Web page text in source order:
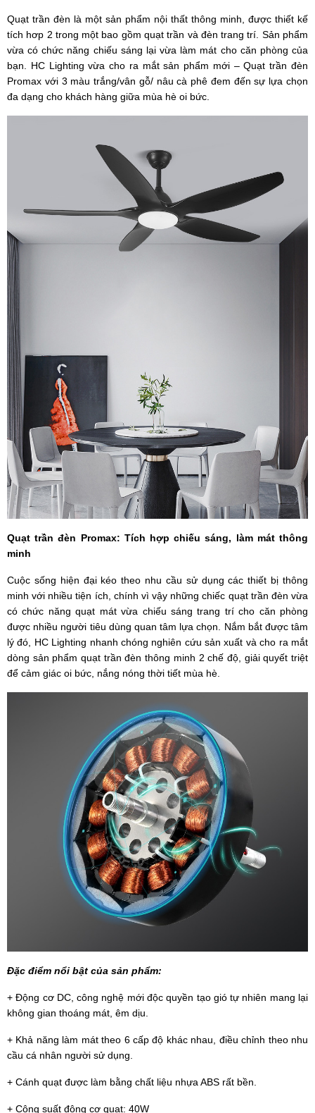
Quạt trần đèn là một sản phẩm nội thất thông minh, được thiết kế
tích hơp 2 trong một bao gồm quạt trần và đèn trang trí. Sản phẩm
vừa có chức năng chiếu sáng lại vừa làm mát cho căn phòng của
bạn. HC Lighting vừa cho ra mắt sản phẩm mới – Quạt trần đèn
Promax với 3 màu trắng/vân gỗ/ nâu cà phê đem đến sự lựa chọn
đa dạng cho khách hàng giữa mùa hè oi bức.
Quạt trần đèn Promax: Tích hợp chiếu sáng, làm mát thông
minh
Cuộc sống hiện đại kéo theo nhu cầu sử dụng các thiết bị thông
minh với nhiều tiện ích, chính vì vậy những chiếc quạt trần đèn vừa
có chức năng quạt mát vừa chiếu sáng trang trí cho căn phòng
được nhiều người tiêu dùng quan tâm lựa chọn. Nắm bắt được tâm
lý đó, HC Lighting nhanh chóng nghiên cứu sản xuất và cho ra mắt
dòng sản phẩm quạt trần đèn thông minh 2 chế độ, giải quyết triệt
để cảm giác oi bức, nắng nóng thời tiết mùa hè.
Đặc điểm nổi bật của sản phẩm:
+ Động cơ DC, công nghệ mới độc quyền tạo gió tự nhiên mang lại
không gian thoáng mát, êm dịu.
+ Khả năng làm mát theo 6 cấp độ khác nhau, điều chỉnh theo nhu
cầu cá nhân người sử dụng.
+ Cánh quạt được làm bằng chất liệu nhựa ABS rất bền.
+ Công suất động cơ quạt: 40W